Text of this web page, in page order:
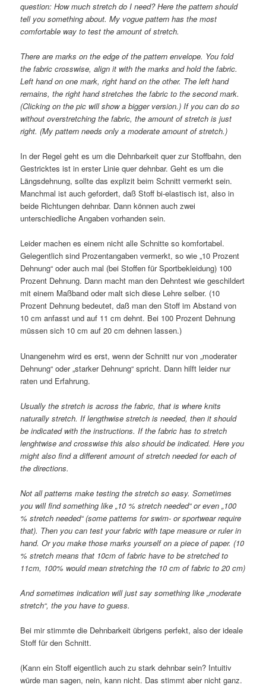
question: How much stretch do I need? Here the pattern should
tell you something about. My vogue pattern has the most
comfortable way to test the amount of stretch.
There are marks on the edge of the pattern envelope. You fold
the fabric crosswise, align it with the marks and hold the fabric.
Left hand on one mark, right hand on the other. The left hand
remains, the right hand stretches the fabric to the second mark.
(Clicking on the pic will show a bigger version.) If you can do so
without overstretching the fabric, the amount of stretch is just
right. (My pattern needs only a moderate amount of stretch.)
In der Regel geht es um die Dehnbarkeit quer zur Stoffbahn, den
Gestricktes ist in erster Linie quer dehnbar. Geht es um die
Längsdehnung, sollte das explizit beim Schnitt vermerkt sein.
Manchmal ist auch gefordert, daß Stoff bi-elastisch ist, also in
beide Richtungen dehnbar. Dann können auch zwei
unterschiedliche Angaben vorhanden sein.
Leider machen es einem nicht alle Schnitte so komfortabel.
Gelegentlich sind Prozentangaben vermerkt, so wie „10 Prozent
Dehnung“ oder auch mal (bei Stoffen für Sportbekleidung) 100
Prozent Dehnung. Dann macht man den Dehntest wie geschildert
mit einem Maßband oder malt sich diese Lehre selber. (10
Prozent Dehnung bedeutet, daß man den Stoff im Abstand von
10 cm anfasst und auf 11 cm dehnt. Bei 100 Prozent Dehnung
müssen sich 10 cm auf 20 cm dehnen lassen.)
Unangenehm wird es erst, wenn der Schnitt nur von „moderater
Dehnung“ oder „starker Dehnung“ spricht. Dann hilft leider nur
raten und Erfahrung.
Usually the stretch is across the fabric, that is where knits
naturally stretch. If lengthwise stretch is needed, then it should
be indicated with the instructions. If the fabric has to stretch
lenghtwise and crosswise this also should be indicated. Here you
might also find a different amount of stretch needed for each of
the directions.
Not all patterns make testing the stretch so easy. Sometimes
you will find something like „10 % stretch needed“ or even „100
% stretch needed“ (some patterns for swim- or sportwear require
that). Then you can test your fabric with tape measure or ruler in
hand. Or you make those marks yourself on a piece of paper. (10
% stretch means that 10cm of fabric have to be stretched to
11cm, 100% would mean stretching the 10 cm of fabric to 20 cm)
And sometimes indication will just say something like „moderate
stretch“, the you have to guess.
Bei mir stimmte die Dehnbarkeit übrigens perfekt, also der ideale
Stoff für den Schnitt.
(Kann ein Stoff eigentlich auch zu stark dehnbar sein? Intuitiv
würde man sagen, nein, kann nicht. Das stimmt aber nicht ganz.